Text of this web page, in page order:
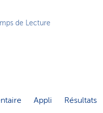
de Lecture
Appli Résultats